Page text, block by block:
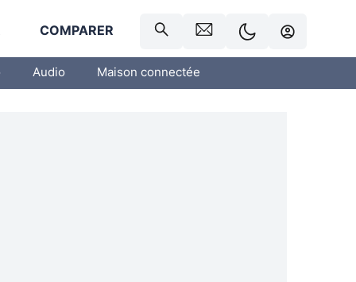
COMPARER
Audio Maison connectée